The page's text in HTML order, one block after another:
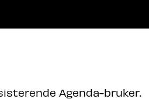
Agenda-bruker.